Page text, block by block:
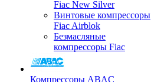
Fiac New Silver
Винтовые компрессоры
Fiac Airblok
Безмасляные
компрессоры Fiac
Компрессоры ABAC